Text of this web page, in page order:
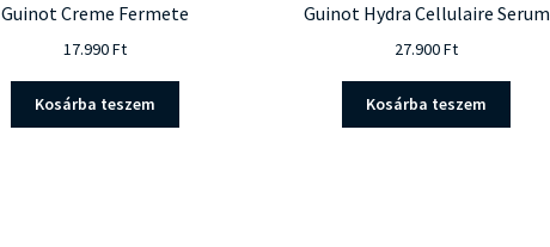
Guinot Creme Fermete
17.990Ft
Kosárba teszem
Guinot Hydra Cellulaire Serum
27.900Ft
Kosárba teszem